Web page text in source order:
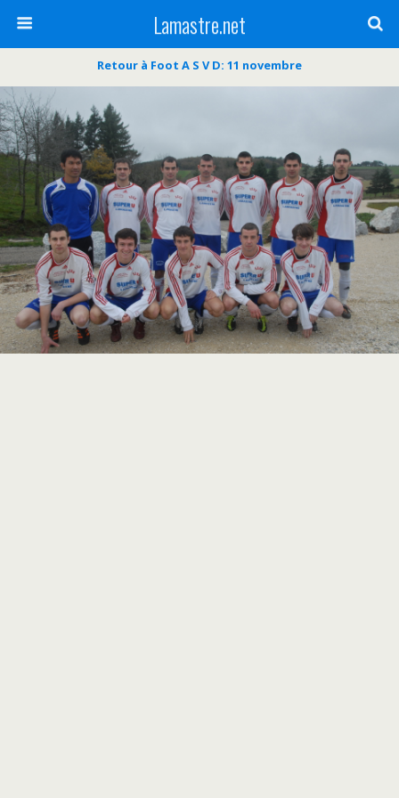
Lamastre.net
Retour à Foot A S V D: 11 novembre